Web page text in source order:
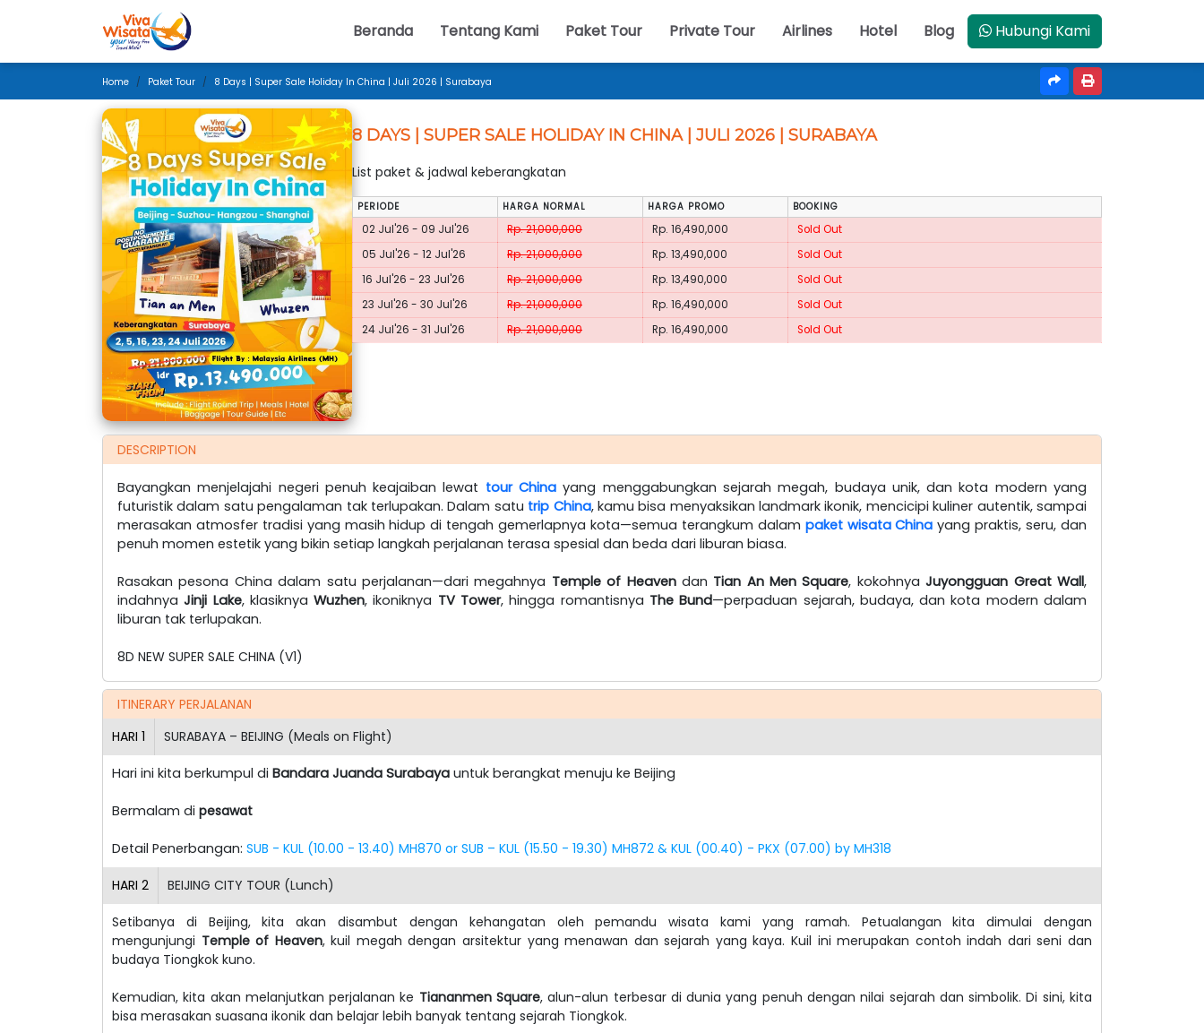
Beranda Tentang Kami Paket Tour Private Tour Airlines Hotel Blog Hubungi Kami
Home Paket Tour 8 Days | Super Sale Holiday In China | Juli 2026 | Surabaya
8 DAYS | SUPER SALE HOLIDAY IN CHINA | JULI 2026 | SURABAYA
List paket & jadwal keberangkatan
PERIODE HARGA NORMAL HARGA PROMO BOOKING
02 Jul'26 - 09 Jul'26 Rp. 21,000,000 Rp. 16,490,000
Sold Out
05 Jul'26 - 12 Jul'26
Rp. 21,000,000 Rp. 13,490,000
Sold Out
16 Jul'26 - 23 Jul'26
Rp. 21,000,000 Rp. 13,490,000
Sold Out
23 Jul'26 - 30 Jul'26
Rp. 21,000,000 Rp. 16,490,000
Sold Out
24 Jul'26 - 31 Jul'26
Rp. 21,000,000 Rp. 16,490,000 Sold Out
DESCRIPTION
Bayangkan menjelajahi negeri penuh keajaiban lewat tour China yang menggabungkan sejarah megah, budaya unik, dan kota modern yang
futuristik dalam satu pengalaman tak terlupakan. Dalam satu trip China, kamu bisa menyaksikan landmark ikonik, mencicipi kuliner autentik, sampai
merasakan atmosfer tradisi yang masih hidup di tengah gemerlapnya kota—semua terangkum dalam paket wisata China yang praktis, seru, dan
penuh momen estetik yang bikin setiap langkah perjalanan terasa spesial dan beda dari liburan biasa.
Rasakan pesona China dalam satu perjalanan—dari megahnya Temple of Heavendan Tian An Men Square, kokohnyaJuyongguan Great Wall,
indahnyaJinji Lake, klasiknyaWuzhen, ikoniknya TV Tower, hingga romantisnya The Bund—perpaduan sejarah, budaya, dan kota modern dalam
liburan tak terlupakan.
8D NEW SUPER SALE CHINA (V1)
ITINERARY PERJALANAN
HARI 1 SURABAYA – BEIJING (Meals on Flight)
Hari ini kita berkumpul di Bandara Juanda Surabaya untuk berangkat menuju ke Beijing
Bermalam di pesawat
Detail Penerbangan: SUB - KUL (10.00 - 13.40) MH870 or SUB – KUL (15.50 - 19.30) MH872 & KUL (00.40) - PKX (07.00) by MH318
HARI 2 BEIJING CITY TOUR (Lunch)
Setibanya di Beijing, kita akan disambut dengan kehangatan oleh pemandu wisata kami yang ramah. Petualangan kita dimulai dengan
mengunjungi Temple of Heaven, kuil megah dengan arsitektur yang menawan dan sejarah yang kaya. Kuil ini merupakan contoh indah dari seni dan
budaya Tiongkok kuno.
Kemudian, kita akan melanjutkan perjalanan ke Tiananmen Square, alun-alun terbesar di dunia yang penuh dengan nilai sejarah dan simbolik. Di sini, kita
bisa merasakan suasana ikonik dan belajar lebih banyak tentang sejarah Tiongkok.